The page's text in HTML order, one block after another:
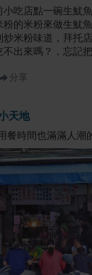
小吃店點一碗生魷
粉的米粉來做生魷
炒米粉味道，拜托
不出來嗎？，忘記
分享
天地
餐時間也滿滿人潮